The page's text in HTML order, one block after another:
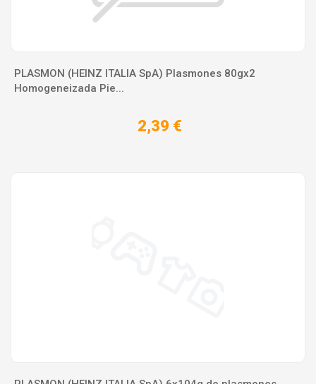
PLASMON (HEINZ ITALIA SpA) Plasmones 80gx2
Homogeneizada Pie...
2,39 €